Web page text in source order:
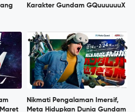
Karakter Gundam GQuuuuuuX
Nikmati Pengalaman Imersif,
Meta Hidupkan Dunia Gundam